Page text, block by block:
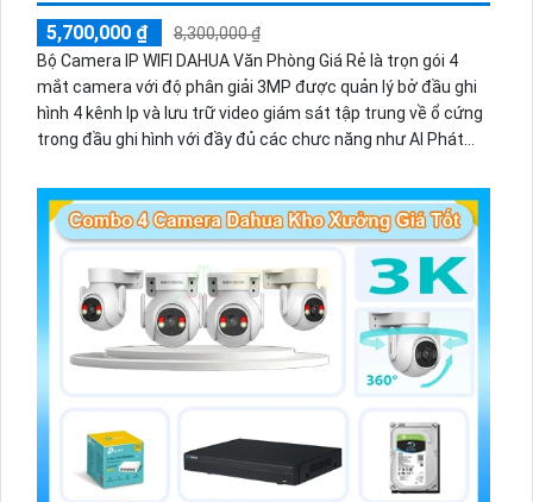
5,700,000 ₫
8,300,000 ₫
Bộ Camera IP WIFI DAHUA Văn Phòng Giá Rẻ là trọn gói 4
mắt camera với độ phân giải 3MP được quản lý bở đầu ghi
hình 4 kênh Ip và lưu trữ video giám sát tập trung về ổ cứng
trong đầu ghi hình với đầy đủ các chưc năng như AI Phát
có màu vào ban đêm